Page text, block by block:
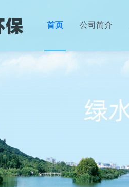
首页 公司简介